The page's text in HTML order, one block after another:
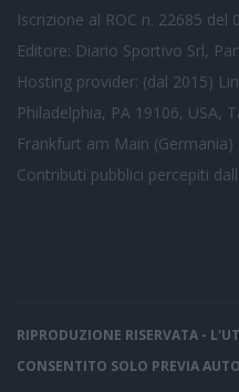
Iscrizione al ROC n. 22685 del
Editore: Diario Sportivo Srl,
Hosting provider: (dal 2015)
Philadelphia, PA 19106, USA,
Frankfurt am Main (Germania)
Contributi pubblici percepiti
RIPRODUZIONE RISERVATA -
CONSENTITO SOLO PREVIA